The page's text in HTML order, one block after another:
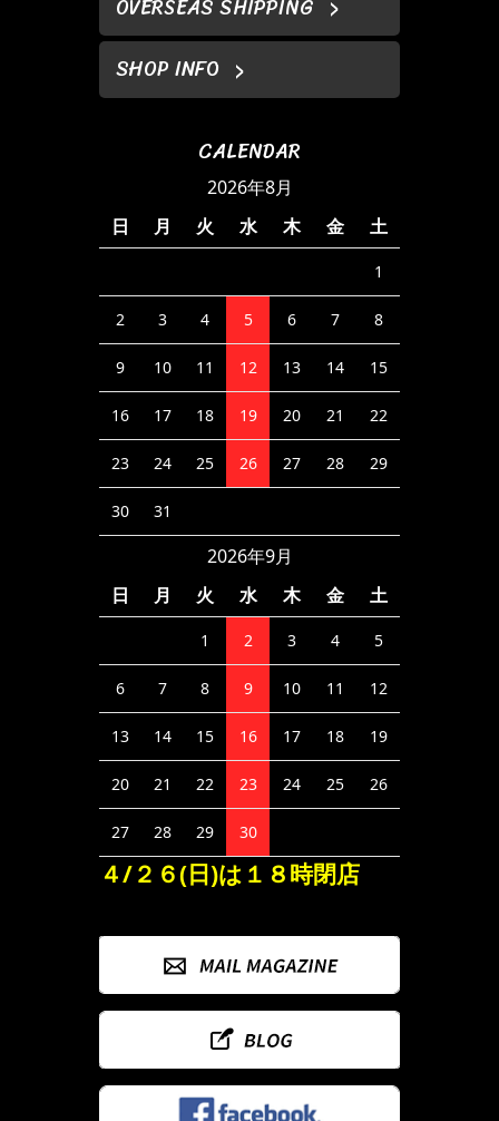
OVERSEAS SHIPPING
SHOP INFO
CALENDAR
2026年8月
日
月 火 水 木 金 土
1
2 3 4 5 6 7 8
9 10 11 12 13 14 15
16 17 18 19 20 21 22
23 24 25 26 27 28 29
30 31
2026年9月
日
月 火 水 木 金 土
1 2 3 4 5
6 7 8 9 10 11 12
13 14 15 16 17 18 19
20 21 22 23 24 25 26
27 28 29 30
４/２６(日)は１８時閉店